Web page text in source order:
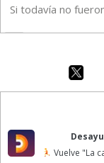
Si todavía no
·
A veces creemos
el tiempo. Pero
Vuelve "La